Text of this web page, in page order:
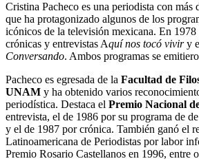
Cristina Pacheco es una periodista con más
que ha protagonizado algunos de los
icónicos de la televisión mexicana. En
crónicas y entrevistas Aquí nos tocó viviry
Conversando. Ambos programas se
Pacheco es egresada de la Facultad de
UNAM y ha obtenido varios
periodística. Destaca el Premio Nacional
entrevista, el de 1986 por su programa de
y el de 1987 por crónica. También ganó el
Latinoamericana de Periodistas por labor
Premio Rosario Castellanos en 1996, entre